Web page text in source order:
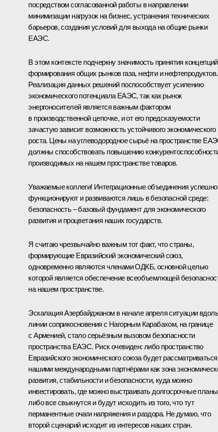
посредством согласованной работы в направлении
минимизации нагрузок на бизнес, устранения технических
барьеров, создания условий для выхода на общие рынки
ЕАЭС.
В этом контексте подчеркну значимость принятия концепций
формирования общих рынков газа, нефти и нефтепродуктов.
Реализация данных решений поспособствует усилению
экономического потенциала ЕАЭС, так как рынок
энергоносителей является важным фактором
в производственной цепочке, и от его предсказуемости
зачастую зависит возможность устойчивого экономического
роста. Цены на углеводородное сырьё на пространстве
должны способствовать повышению
производимых на нашем пространстве товаров.
Уважаемые коллеги! Интеграционные объединения успешно
функционируют и развиваются лишь в безопасной среде:
безопасность – базовый фундамент для экономического
развития и процветания наших государств.
Я считаю чрезвычайно важным тот факт, что страны,
формирующие Евразийский экономический союз,
одновременно являются членами ОДКБ, основной целью
которой является обеспечение всеобъемлющей
на нашем пространстве.
Эскалация Азербайджаном в начале апреля ситуации вдоль
линии соприкосновения с Нагорным Карабахом, на границе
с Арменией, стало серьёзным вызовом безопасности
пространства ЕАЭС. Риск очевиден: либо пространство
Евразийского экономического союза будет рассматриваться
нашими международными партнёрами как зона
развития, стабильности и безопасности, куда можно
инвестировать, где можно выстраивать долгосрочные
либо все свыкнутся и будут исходить из того, что тут
перманентные очаги напряжения и раздора. Не думаю, что
второй сценарий исходит из интересов наших стран.